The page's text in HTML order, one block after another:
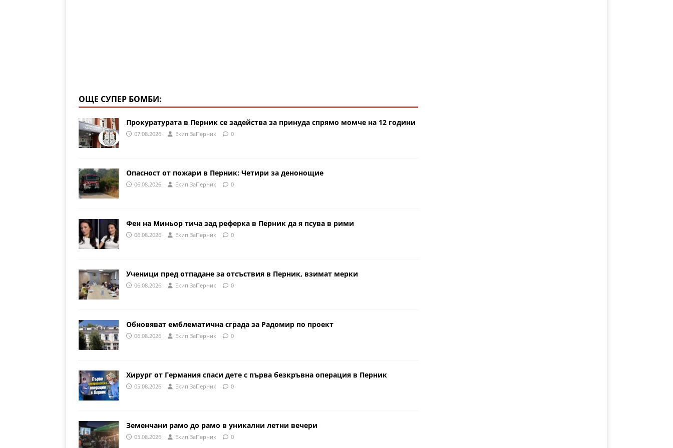
ОЩЕ СУПЕР БОМБИ:
Прокуратурата в Перник се задейства за принуда спрямо момче на 12 години
07.08.2026 Eкип ЗаПерник 0
Опасност от пожари в Перник: Четири за денонощие
06.08.2026 Eкип ЗаПерник 0
Фен на Миньор тича зад реферка в Перник да я псува в рими
06.08.2026 Eкип ЗаПерник 0
Ученици пред отпадане за отсъствия в Перник, взимат мерки
06.08.2026 Eкип ЗаПерник 0
Обновяват емблематична сграда за Радомир по проект
06.08.2026 Eкип ЗаПерник 0
Хирург от Германия спаси дете с първа безкръвна операция в Перник
05.08.2026 Eкип ЗаПерник 0
Земенчани рамо до рамо в уникални летни вечери
05.08.2026 Eкип ЗаПерник 0